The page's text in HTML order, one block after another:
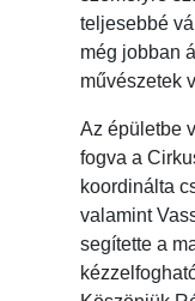
teljesebbé
még jobban
művészetek
Az épületbe
fogva a
koordinálta
valamint
segítette a